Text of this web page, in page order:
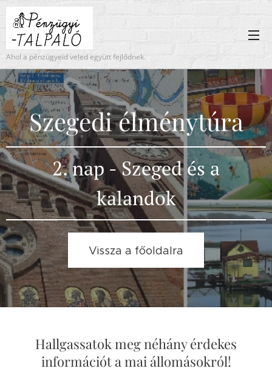
Ahol a pénzügyeid veled együtt fejlődnek.
Szegedi élménytúra
2. nap - Szeged és a
kalandok
Vissza a főoldalra
Hallgassatok meg néhány érdekes
információt a mai állomásokról!